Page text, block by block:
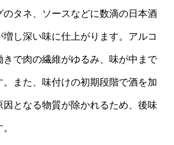
のタネ、ソースなどに数滴の日本酒
増し深い味に仕上がります。アルコ
きで肉の繊維がゆるみ、味が中まで
。また、味付けの初期段階で酒を加
因となる物質が除かれるため、後味